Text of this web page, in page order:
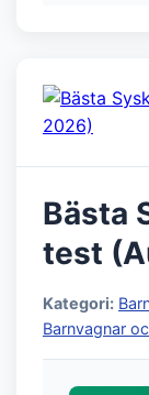
Bästa
test
Kategori:
Barnvagnar